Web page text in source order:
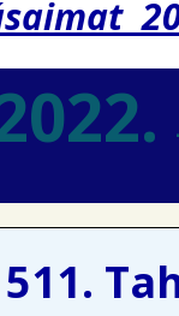
511.